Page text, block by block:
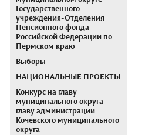
Государственного
учреждения-Отделения
Пенсионного фонда
Российской Федерации по
Пермском краю
Выборы
НАЦИОНАЛЬНЫЕ ПРОЕКТЫ
Конкурс на главу
муниципального округа -
главу администрации
Кочевского муниципального
округа